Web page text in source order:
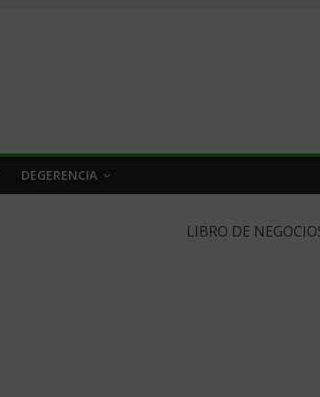
DEGERENCIA
LIBRO DE